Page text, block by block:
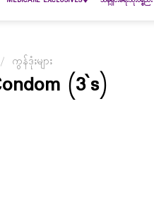
/ ကွန်ဒုံးများ
(3`s)